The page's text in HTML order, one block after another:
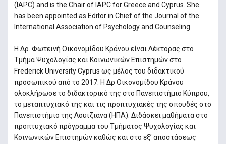
(IAPC) and is the Chair of IAPC for Greece and Cyprus. She
has been appointed as Editor in Chief of the Journal of the
International Association of Psychology and Counseling.
Η Δρ. Φωτεινή Οικονομίδου Κράνου είναι Λέκτορας στο
Τμήμα Ψυχολογίας και Κοινωνικών Επιστημών στο
Frederick University Cyprus ως μέλος του διδακτικού
προσωπικού από το 2017. Η Δρ Οικονομίδου Κράνου
ολοκλήρωσε το διδακτορικό της στο Πανεπιστήμιο Κύπρου,
το μεταπτυχιακό της και τις προπτυχιακές της σπουδές στο
Πανεπιστήμιο της Λουιζιάνα (ΗΠΑ). Διδάσκει μαθήματα στο
προπτυχιακό πρόγραμμα του Τμήματος Ψυχολογίας και
Κοινωνικών Επιστημών καθώς και στο εξ’ αποστάσεως